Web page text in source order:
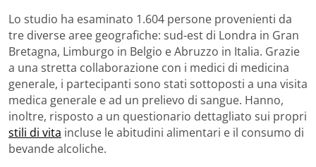
Lo studio ha esaminato 1.604 persone provenienti da
tre diverse aree geografiche: sud-est di Londra in Gran
Bretagna, Limburgo in Belgio e Abruzzo in Italia. Grazie
a una stretta collaborazione con i medici di medicina
generale, i partecipanti sono stati sottoposti a una visita
medica generale e ad un prelievo di sangue. Hanno,
inoltre, risposto a un questionario dettagliato sui propri
stili di vita incluse le abitudini alimentari e il consumo di
bevande alcoliche.